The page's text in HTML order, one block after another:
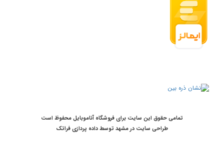
تمامی حقوق این سایت برای فروشگاه آناموبایل محفوظ است
طراحی سایت در مشهد توسطداده پردازی فراتک